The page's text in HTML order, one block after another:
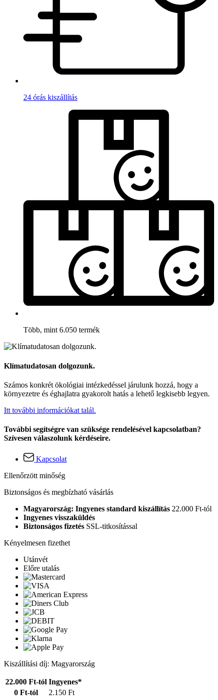
24 órás kiszállítás
Több, mint 6.050 termék
Klímatudatosan dolgozunk.
Számos konkrét ökológiai intézkedéssel járulunk hozzá, hogy a
környezetre és éghajlatra gyakorolt hatás a lehető legkisebb legyen.
Itt további információkat talál.
További segítségre van szüksége rendelésével kapcsolatban?
Szívesen válaszolunk kérdéseire.
Kapcsolat
Ellenőrzött minőség
Biztonságos és megbízható vásárlás
Magyarország: Ingyenes standard kiszállítás 22.000 Ft-tól
Ingyenes visszaküldés
Biztonságos fizetés SSL-titkosítással
Kényelmesen fizethet
Utánvét
Előre utalás
Kiszállítási díj: Magyarország
22.000 Ft-tól Ingyenes*
0 Ft-tól
2.150 Ft